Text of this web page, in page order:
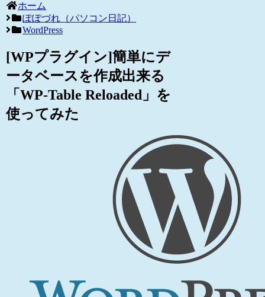
ホーム
ぽぽづれ（パソコン日記）
WordPress
[WPプラグイン]簡単にデ
ータベースを作成出来る
「WP-Table Reloaded」を
使ってみた